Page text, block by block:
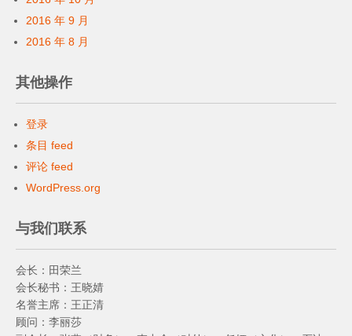
2016 年 9 月
2016 年 8 月
其他操作
登录
条目 feed
评论 feed
WordPress.org
与我们联系
会长：田荣兰
会长秘书：王晓婧
名誉主席：王正清
顾问：李丽莎